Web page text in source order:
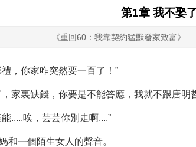
第1章 我不娶
《重回60：我靠契約猛獸發家致富》
，你家咋突然要一百了！”
家裏缺錢，你要是不能答應，我就不跟唐明
.....唉，芸芸你別走啊....”
和一個陌生女人的聲音。